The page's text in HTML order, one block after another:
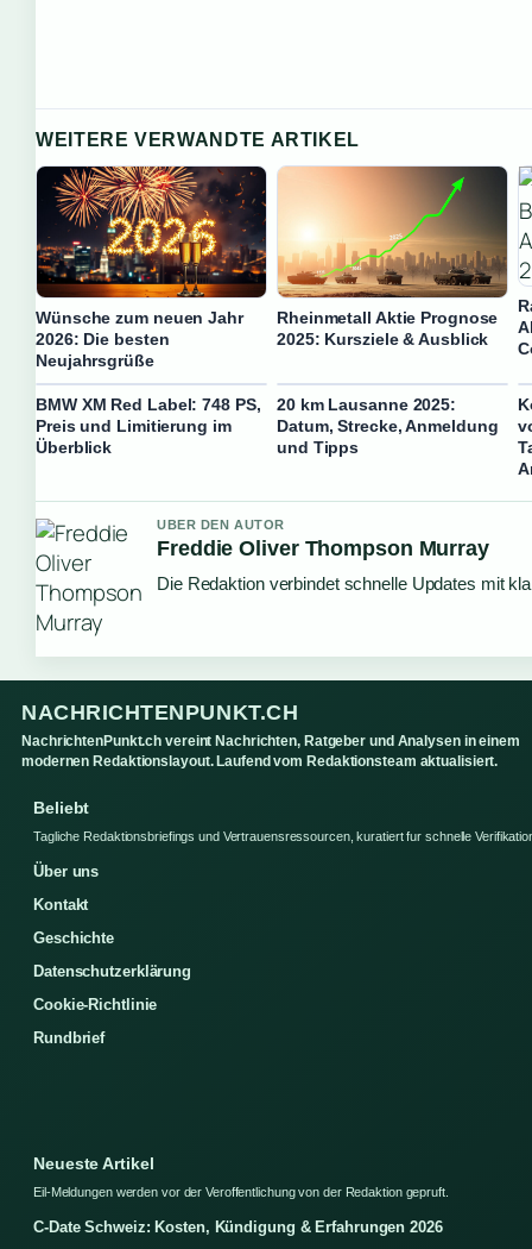
WEITERE VERWANDTE ARTIKEL
Wünsche zum neuen Jahr
2026: Die besten
Neujahrsgrüße
Rheinmetall Aktie Prognose
2025: Kursziele & Ausblick
BMW XM Red Label: 748 PS,
Preis und Limitierung im
Überblick
20 km Lausanne 2025:
Datum, Strecke, Anmeldung
und Tipps
UBER DEN AUTOR
Freddie Oliver Thompson Murray
Die Redaktion verbindet schnelle Updates mit
NACHRICHTENPUNKT.CH
NachrichtenPunkt.ch vereint Nachrichten, Ratgeber und Analysen in einem
modernen Redaktionslayout. Laufend vom Redaktionsteam aktualisiert.
Beliebt
Tagliche Redaktionsbriefings und Vertrauensressourcen, kuratiert fur schnelle
Über uns
Kontakt
Geschichte
Datenschutzerklärung
Cookie-Richtlinie
Rundbrief
Neueste Artikel
Eil-Meldungen werden vor der Veroffentlichung von der Redaktion gepruft.
C-Date Schweiz: Kosten, Kündigung & Erfahrungen 2026